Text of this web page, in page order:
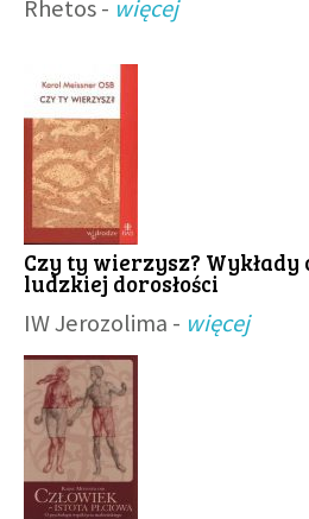
Rhetos - więcej
Czy ty wierzysz?
ludzkiej dorosłości
IW Jerozolima - więcej